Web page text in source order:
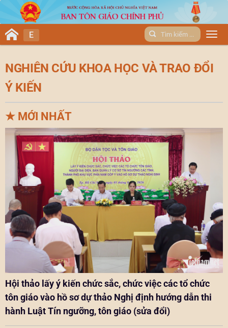
E
NGHIÊN CỨU KHOA HỌC VÀ TRAO ĐỔI
Ý KIẾN
★ MỚI NHẤT
Hội thảo lấy ý kiến chức sắc, chức việc các tổ chức
tôn giáo vào hồ sơ dự thảo Nghị định hướng dẫn thi
hành Luật Tín ngưỡng, tôn giáo (sửa đổi)